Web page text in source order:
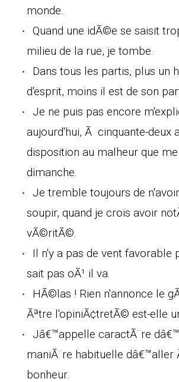
monde.
Quand une idÃ©e se saisit
milieu de la rue, je tombe.
Dans tous les partis, plus un
d'esprit, moins il est de son
Je ne puis pas encore
aujourd'hui, Ã cinquante-deux
disposition au malheur que
dimanche.
Je tremble toujours de
soupir, quand je crois avoir
vÃ©ritÃ©.
Il n'y a pas de vent favorable
sait pas oÃ¹ il va.
HÃ©las ! Rien n'annonce le
Ãªtre l'opiniÃ¢tretÃ© est-elle
Jâ€™appelle caractÃ¨re
maniÃ¨re habituelle dâ€™aller
bonheur.